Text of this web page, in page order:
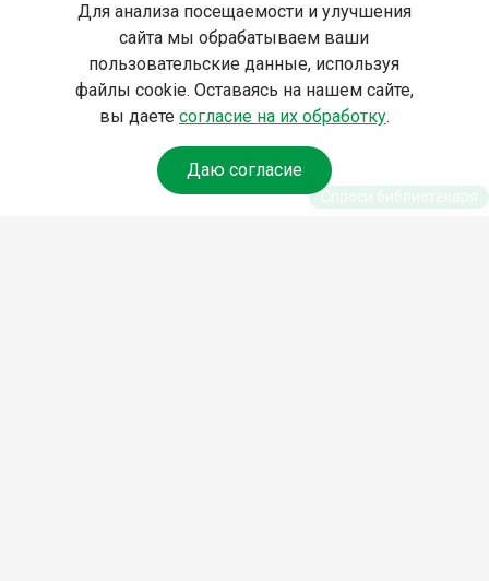
Для анализа посещаемости и улучшения
сайта мы обрабатываем ваши
пользовательские данные, используя
файлы cookie. Оставаясь на нашем сайте,
вы даете согласие на их обработку.
Даю согласие
Спроси библиотекаря